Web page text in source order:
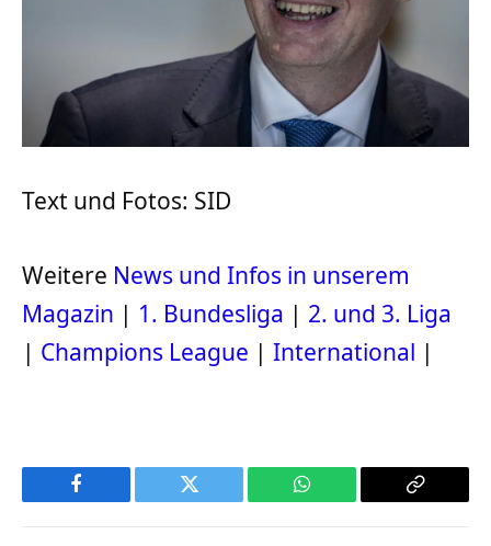
Text und Fotos: SID
Weitere News und Infos in unserem
Magazin | 1. Bundesliga | 2. und 3. Liga
| Champions League | International |
Facebook Twitter WhatsApp
Copy